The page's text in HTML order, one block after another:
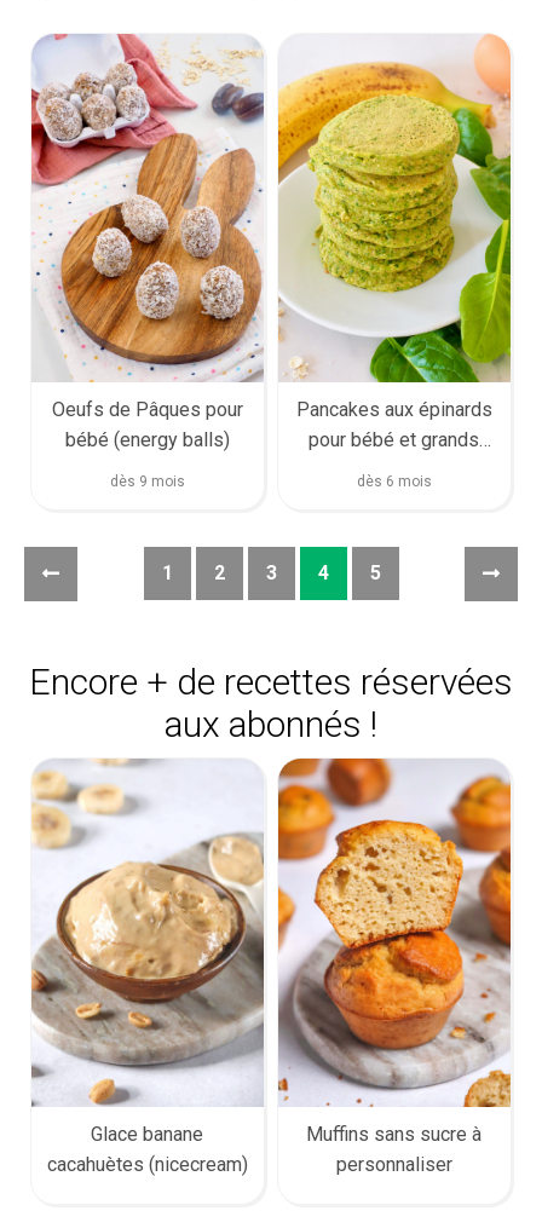
Oeufs de Pâques pour
bébé (energy balls)
dès 9 mois
Pancakes aux épinards
pour bébé et grands
(super facile)
dès 6 mois
1 2 3 4 5
Encore + de recettes réservées
aux abonnés !
Glace banane
cacahuètes (nicecream)
Muffins sans sucre à
personnaliser